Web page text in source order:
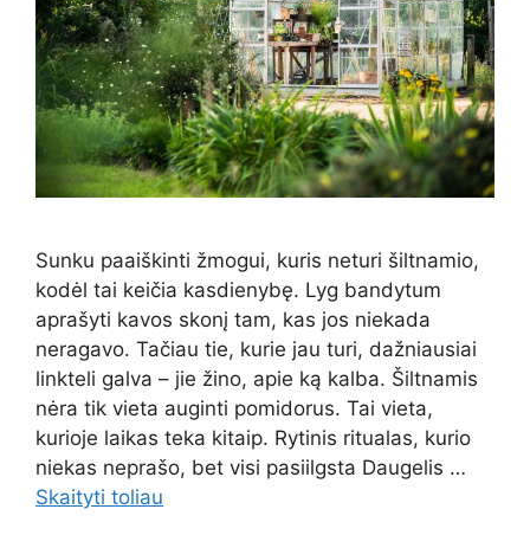
Sunku paaiškinti žmogui, kuris neturi šiltnamio,
kodėl tai keičia kasdienybę. Lyg bandytum
aprašyti kavos skonį tam, kas jos niekada
neragavo. Tačiau tie, kurie jau turi, dažniausiai
linkteli galva – jie žino, apie ką kalba. Šiltnamis
nėra tik vieta auginti pomidorus. Tai vieta,
kurioje laikas teka kitaip. Rytinis ritualas, kurio
niekas neprašo, bet visi pasiilgsta Daugelis …
Skaityti toliau